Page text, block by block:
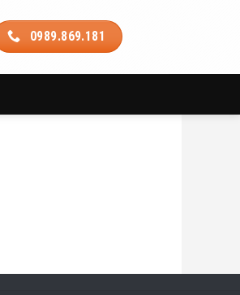
0989.869.181